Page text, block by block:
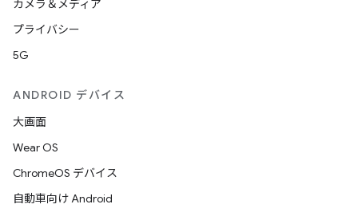
カメラ＆メディア
プライバシー
5G
ANDROID デバイス
大画面
Wear OS
ChromeOS デバイス
自動車向け Android